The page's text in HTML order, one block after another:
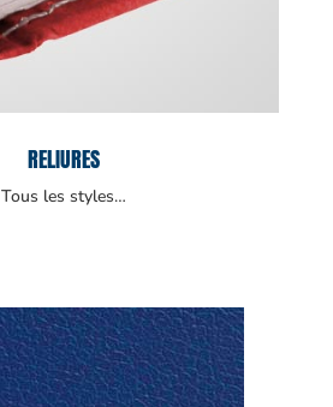
RELIURES
Tous les styles…